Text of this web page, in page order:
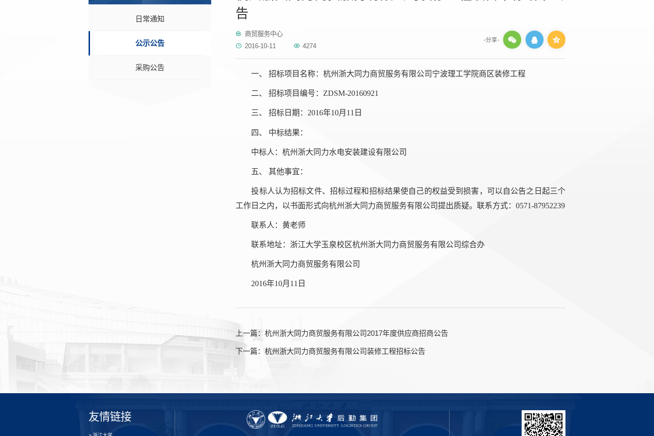
日常通知
公示公告
采购公告
告
商贸服务中心
2016-10-11
4274
-分享-
一、 招标项目名称：杭州浙大同力商贸服务有限公司宁波理工学院商区装修工程
二、 招标项目编号：ZDSM-20160921
三、 招标日期：2016年10月11日
四、 中标结果：
中标人：杭州浙大同力水电安装建设有限公司
五、 其他事宜：
投标人认为招标文件、招标过程和招标结果使自己的权益受到损害，可以自公告之日起三个
工作日之内，以书面形式向杭州浙大同力商贸服务有限公司提出质疑。联系方式：0571-87952239
联系人：黄老师
联系地址：浙江大学玉泉校区杭州浙大同力商贸服务有限公司综合办
杭州浙大同力商贸服务有限公司
2016年10月11日
上一篇：杭州浙大同力商贸服务有限公司2017年度供应商招商公告
下一篇：杭州浙大同力商贸服务有限公司装修工程招标公告
友情链接